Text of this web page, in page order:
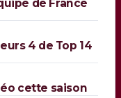
de France
4 de Top 14
cette saison